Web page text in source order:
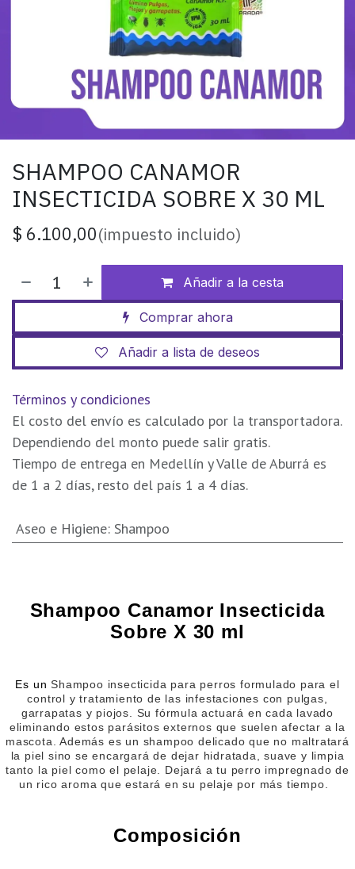
SHAMPOO CANAMOR
INSECTICIDA SOBRE X 30 ML
$ 6.100,00(impuesto incluido)
Añadir a la cesta
Comprar ahora
Añadir a lista de deseos
Términos y condiciones
El costo del envío es calculado por la transportadora.
Dependiendo del monto puede salir gratis.
Tiempo de entrega en Medellín y Valle de Aburrá es
de 1 a 2 días, resto del país 1 a 4 días.
Aseo e Higiene: Shampoo
Shampoo Canamor Insecticida
Sobre X 30 ml
Es unShampoo insecticida para perros formulado para el
control y tratamiento de las infestaciones con pulgas,
garrapatas y piojos. Su fórmula actuará en cada lavado
eliminando estos parásitos externos que suelen afectar a la
mascota. Además es un shampoo delicado que no maltratará
la piel sino se encargará de dejar hidratada, suave y limpia
tanto la piel como el pelaje. Dejará a tu perro impregnado de
un rico aroma que estará en su pelaje por más tiempo.
Composición